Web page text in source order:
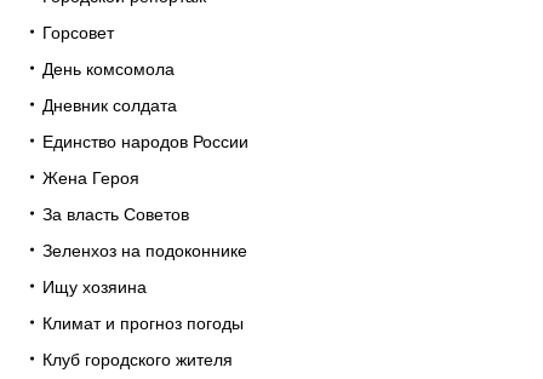
Горсовет
День комсомола
Дневник солдата
Единство народов России
Жена Героя
За власть Советов
Зеленхоз на подоконнике
Ищу хозяина
Климат и прогноз погоды
Клуб городского жителя